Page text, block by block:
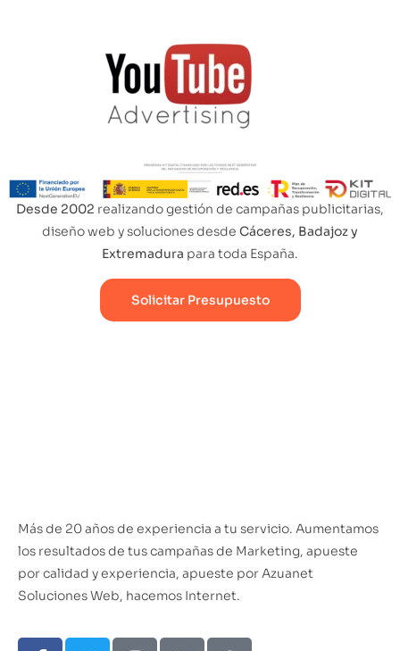
Desde 2002 realizando gestión de campañas publicitarias,
diseño web y soluciones desde Cáceres, Badajoz y
Extremadura para toda España.
Solicitar Presupuesto
Más de 20 años de experiencia a tu servicio. Aumentamos
los resultados de tus campañas de Marketing, apueste
por calidad y experiencia, apueste por Azuanet
Soluciones Web, hacemos Internet.